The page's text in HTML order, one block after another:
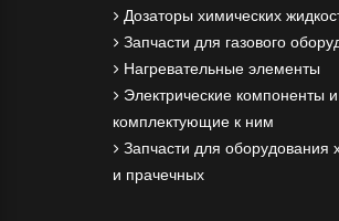
Дозаторы химических
Запчасти для газового
Нагревательные элементы
Электрические компоненты и
комплектующие к ним
Запчасти для оборудования
и прачечных